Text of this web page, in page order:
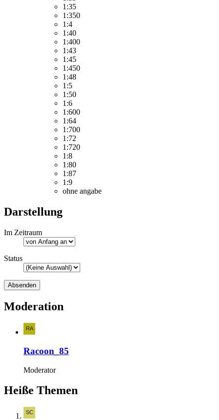
1:35
1:350
1:4
1:40
1:400
1:43
1:45
1:450
1:48
1:5
1:50
1:6
1:600
1:64
1:700
1:72
1:720
1:8
1:80
1:87
1:9
ohne angabe
Darstellung
Im Zeitraum
Status
Moderation
Racoon_85
Moderator
Heiße Themen